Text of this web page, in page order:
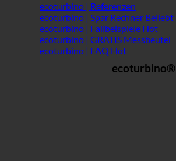
ecoturbino | Referenzen
ecoturbino | Spar Rechner
ecoturbino | Fallbeispiele
ecoturbino | GRATIS Messbeutel
ecoturbino | FAQ
ecoturbino®